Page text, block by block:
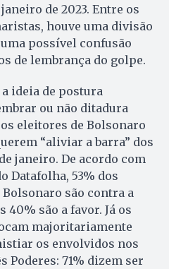
de 2023. Entre os
houve uma divisão
possível confusão
de lembrança do golpe.
ideia de postura
ou não ditadura
eleitores de Bolsonaro
“aliviar a barra” dos
janeiro. De acordo com
Datafolha, 53% dos
são contra a
são a favor. Já os
majoritariamente
os envolvidos nos
Poderes: 71% dizem ser